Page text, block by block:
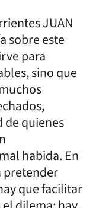
JUAN
sobre este
para
sino que
quienes
habida. En
pretender
que facilitar